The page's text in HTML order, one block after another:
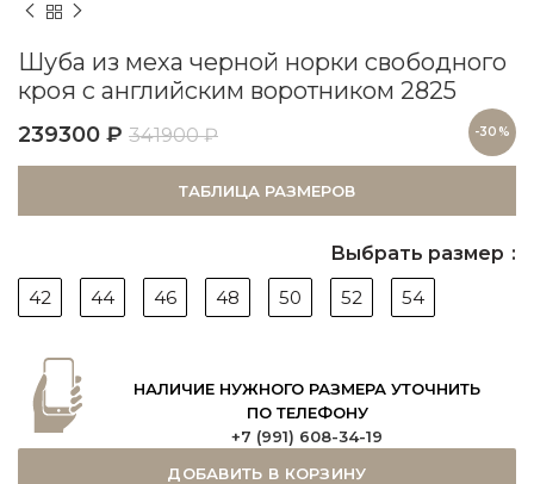
Шуба из меха черной норки свободного
кроя с английским воротником 2825
239300 ₽ 341900₽ -30%
ТАБЛИЦА РАЗМЕРОВ
Выбрать размер
42
44 46 48 50 52 54
НАЛИЧИЕ НУЖНОГО РАЗМЕРА УТОЧНИТЬ
ПО ТЕЛЕФОНУ
+7 (991) 608-34-19
ДОБАВИТЬ В КОРЗИНУ